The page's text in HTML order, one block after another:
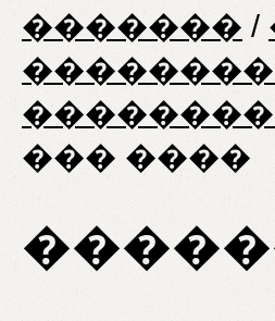
������� /
��� ����